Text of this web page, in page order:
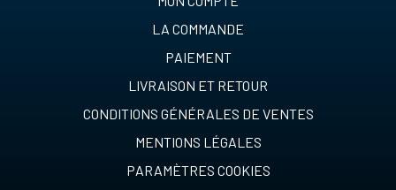
LA COMMANDE
PAIEMENT
LIVRAISON ET RETOUR
CONDITIONS GÉNÉRALES DE VENTES
MENTIONS LÉGALES
PARAMÈTRES COOKIES